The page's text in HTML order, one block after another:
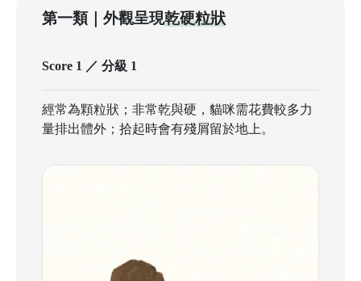
第一類｜外觀呈現乾硬粒狀
Score 1 ／ 分級 1
經常為顆粒狀；非常乾與硬，貓咪需花費較多力
量排出體外；拾起時會有殘屑留於地上。